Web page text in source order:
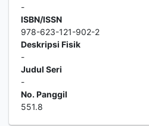
-
ISBN/ISSN
978-623-121-902-2
Deskripsi Fisik
-
Judul Seri
-
No. Panggil
551.8